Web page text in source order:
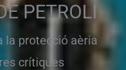
PETROLI
la protecció aèria
crítiques